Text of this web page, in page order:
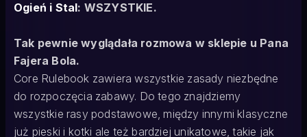
Ogień i Stal: WSZYSTKIE.
Tak pewnie wyglądała rozmowa w sklepie u Pana
Fajera Bola.
Core Rulebook zawiera wszystkie zasady niezbędne
do rozpoczęcia zabawy. Do tego znajdziemy
wszystkie rasy podstawowe, między innymi klasyczne
już pieski i kotki ale też bardziej unikatowe, takie jak